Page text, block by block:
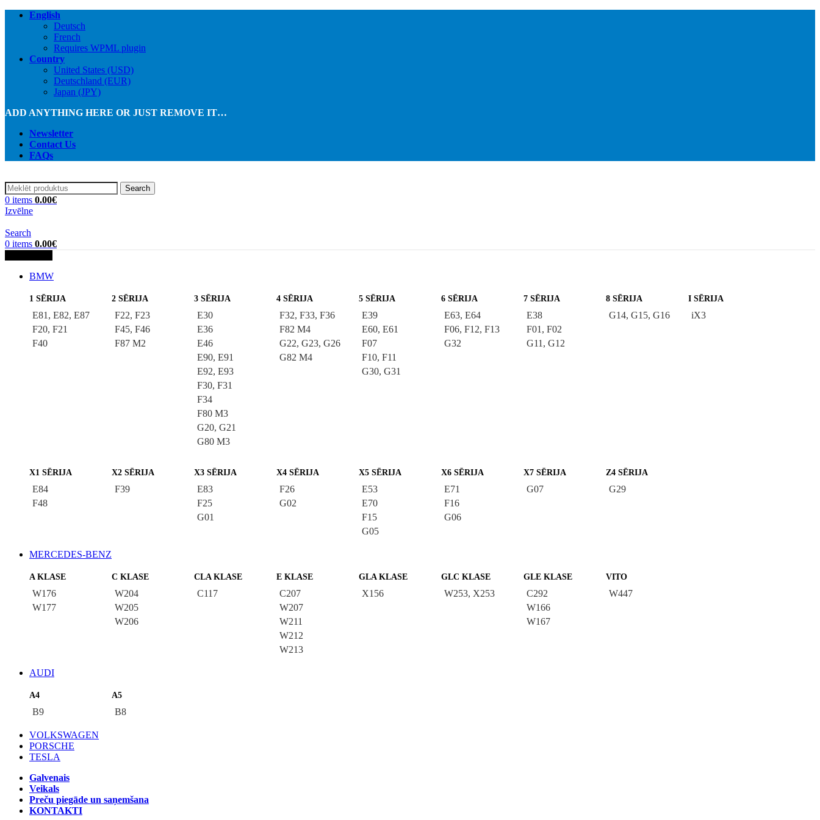
English
Deutsch
French
Requires WPML plugin
Country
United States (USD)
Deutschland (EUR)
Japan (JPY)
ADD ANYTHING HERE OR JUST REMOVE IT…
Newsletter
Contact Us
FAQs
Search
0 items 0.00€
Izvēlne
Search
0 items 0.00€
BMW
1 SĒRIJA
E81, E82, E87
F20, F21
F40
2 SĒRIJA
F22, F23
F45, F46
F87 M2
3 SĒRIJA
E30
E36
E46
E90, E91
E92, E93
F30, F31
F34
F80 M3
G20, G21
G80 M3
4 SĒRIJA
F32, F33, F36
F82 M4
G22, G23, G26
G82 M4
5 SĒRIJA
E39
E60, E61
F07
F10, F11
G30, G31
6 SĒRIJA
E63, E64
F06, F12, F13
G32
7 SĒRIJA
E38
F01, F02
G11, G12
8 SĒRIJA
G14, G15, G16
I SĒRIJA
iX3
X1 SĒRIJA
E84
F48
X2 SĒRIJA
F39
X3 SĒRIJA
E83
F25
G01
X4 SĒRIJA
F26
G02
X5 SĒRIJA
E53
E70
F15
G05
X6 SĒRIJA
E71
F16
G06
X7 SĒRIJA
G07
Z4 SĒRIJA
G29
MERCEDES-BENZ
A KLASE
W176
W177
C KLASE
W204
W205
W206
CLA KLASE
C117
E KLASE
C207
W207
W211
W212
W213
GLA KLASE
X156
GLC KLASE
W253, X253
GLE KLASE
C292
W166
W167
VITO
W447
AUDI
A4
B9
A5
B8
VOLKSWAGEN
PORSCHE
TESLA
Galvenais
Veikals
Preču piegāde un saņemšana
KONTAKTI